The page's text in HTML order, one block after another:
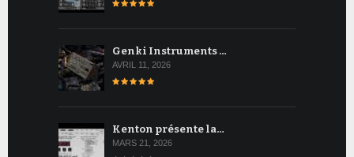
Genki Instruments …
AVRIL 11, 2026
Kenton présente la…
MARS 21, 2026